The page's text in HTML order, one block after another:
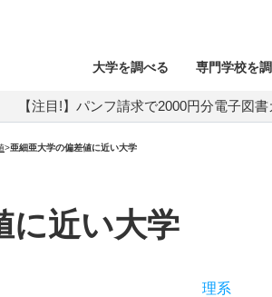
大学を調べる 専門学校を
【注目!】パンフ請求で2000円分電子図
>亜細亜大学の偏差値に近い大学
に近い大学
理系